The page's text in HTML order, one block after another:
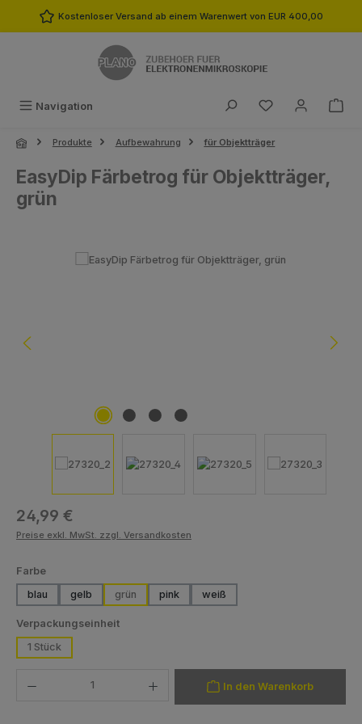
Zum Hauptinhalt springen
Kostenloser Versand ab einem Warenwert von EUR 400,00
Navigation Du hast 0
Produkte Aufbewahrung für Objektträger
EasyDip Färbetrog für Objektträger,
grün
Bildergalerie überspringen
Regulärer Preis:
24,99 €
Preise exkl. MwSt. zzgl. Versandkosten
Farbeauswählen
blau
gelb grün pink weiß
Verpackungseinheitauswählen
1 Stück
In den Warenkorb